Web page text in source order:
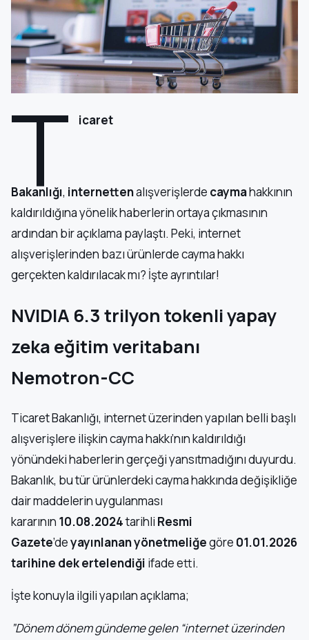
T icaret
Bakanlığı, internettenalışverişlerde caymahakkının
kaldırıldığına yönelik haberlerin ortaya çıkmasının
ardından bir açıklama paylaştı. Peki, internet
alışverişlerinden bazı ürünlerde cayma hakkı
gerçekten kaldırılacak mı? İşte ayrıntılar!
NVIDIA 6.3 trilyon tokenli yapay
zeka eğitim veritabanı
Nemotron-CC
Ticaret Bakanlığı, internet üzerinden yapılan belli başlı
alışverişlere ilişkin cayma hakkı’nın kaldırıldığı
yönündeki haberlerin gerçeği yansıtmadığını duyurdu.
Bakanlık, bu tür ürünlerdeki cayma hakkında değişikliğe
dair maddelerin uygulanması
kararının 10.08.2024tarihli Resmi
Gazete’deyayınlananyönetmeliğegöre 01.01.2026
tarihine dek ertelendiği ifade etti.
İşte konuyla ilgili yapılan açıklama;
”Dönem dönem gündeme gelen “internet üzerinden